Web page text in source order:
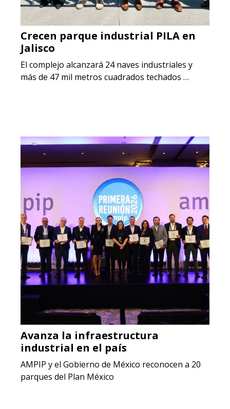
Crecen parque industrial PILA en
Jalisco
El complejo alcanzará 24 naves industriales y
más de 47 mil metros cuadrados techados …
Avanza la infraestructura
industrial en el país
AMPIP y el Gobierno de México reconocen a 20
parques del Plan México